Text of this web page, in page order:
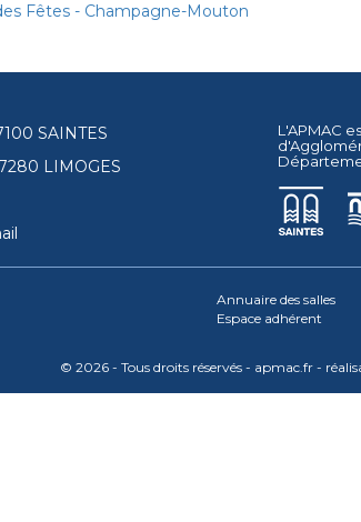
Fêtes - Champagne-Mouton
SAINTES
LIMOGES
L'APMAC
Annuaire des salles
Espace adhérent
© 2026 - Tous droits réservés - apmac.fr -